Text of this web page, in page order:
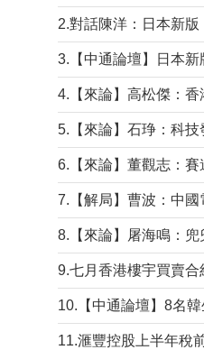
6.【來論】董觀志：
9.七月香港樓宇買賣
11.滙豐控股上半年稅